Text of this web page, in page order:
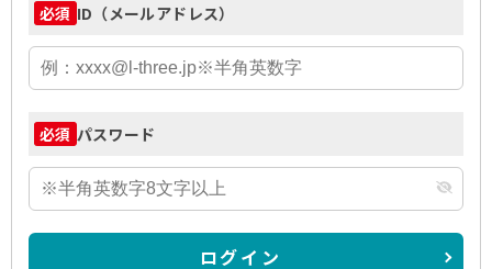
必須 ID（メールアドレス）
必須 パスワード
ログイン